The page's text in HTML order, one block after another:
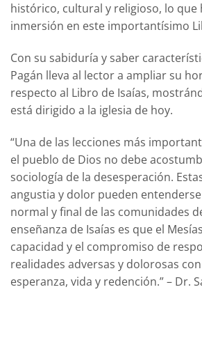
histórico, cultural y religioso, lo que
inmersión en este importantísimo
Con su sabiduría y saber
Pagán lleva al lector a ampliar su
respecto al Libro de Isaías,
está dirigido a la iglesia de hoy.
“Una de las lecciones más
el pueblo de Dios no debe
sociología de la desesperación.
angustia y dolor pueden
normal y final de las comunidades
enseñanza de Isaías es que el
capacidad y el compromiso de
realidades adversas y dolorosas
esperanza, vida y redención.” – Dr.